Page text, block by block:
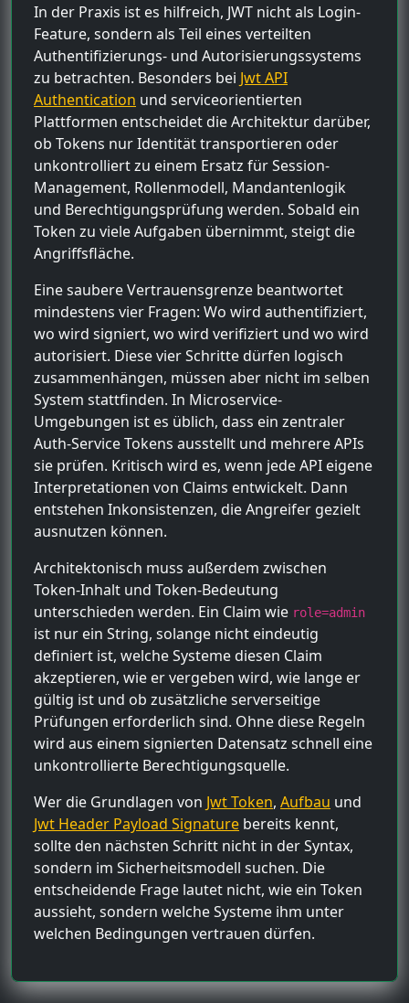
In der Praxis ist es hilfreich, JWT nicht als Login-
Feature, sondern als Teil eines verteilten
Authentifizierungs- und Autorisierungssystems
zu betrachten. Besonders bei Jwt API
Authentication und serviceorientierten
Plattformen entscheidet die Architektur darüber,
ob Tokens nur Identität transportieren oder
unkontrolliert zu einem Ersatz für Session-
Management, Rollenmodell, Mandantenlogik
und Berechtigungsprüfung werden. Sobald ein
Token zu viele Aufgaben übernimmt, steigt die
Angriffsfläche.
Eine saubere Vertrauensgrenze beantwortet
mindestens vier Fragen: Wo wird authentifiziert,
wo wird signiert, wo wird verifiziert und wo wird
autorisiert. Diese vier Schritte dürfen logisch
zusammenhängen, müssen aber nicht im selben
System stattfinden. In Microservice-
Umgebungen ist es üblich, dass ein zentraler
Auth-Service Tokens ausstellt und mehrere APIs
sie prüfen. Kritisch wird es, wenn jede API eigene
Interpretationen von Claims entwickelt. Dann
entstehen Inkonsistenzen, die Angreifer gezielt
ausnutzen können.
Architektonisch muss außerdem zwischen
Token-Inhalt und Token-Bedeutung
unterschieden werden. Ein Claim wie role=admin
ist nur ein String, solange nicht eindeutig
definiert ist, welche Systeme diesen Claim
akzeptieren, wie er vergeben wird, wie lange er
gültig ist und ob zusätzliche serverseitige
Prüfungen erforderlich sind. Ohne diese Regeln
wird aus einem signierten Datensatz schnell eine
unkontrollierte Berechtigungsquelle.
Wer die Grundlagen von Jwt Token, Aufbau und
Jwt Header Payload Signature bereits kennt,
sollte den nächsten Schritt nicht in der Syntax,
sondern im Sicherheitsmodell suchen. Die
entscheidende Frage lautet nicht, wie ein Token
aussieht, sondern welche Systeme ihm unter
welchen Bedingungen vertrauen dürfen.